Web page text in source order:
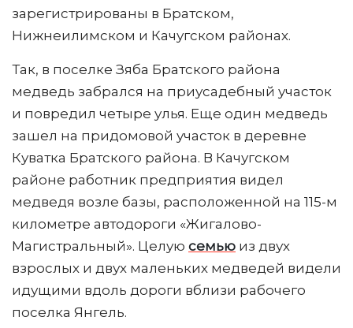
зарегистрированы в Братском,
Нижнеилимском и Качугском районах.
Так, в поселке Зяба Братского района
медведь забрался на приусадебный участок
и повредил четыре улья. Еще один медведь
зашел на придомовой участок в деревне
Куватка Братского района. В Качугском
районе работник предприятия видел
медведя возле базы, расположенной на 115-м
километре автодороги «Жигалово-
Магистральный». Целую семью из двух
взрослых и двух маленьких медведей видели
идущими вдоль дороги вблизи рабочего
поселка Янгель.